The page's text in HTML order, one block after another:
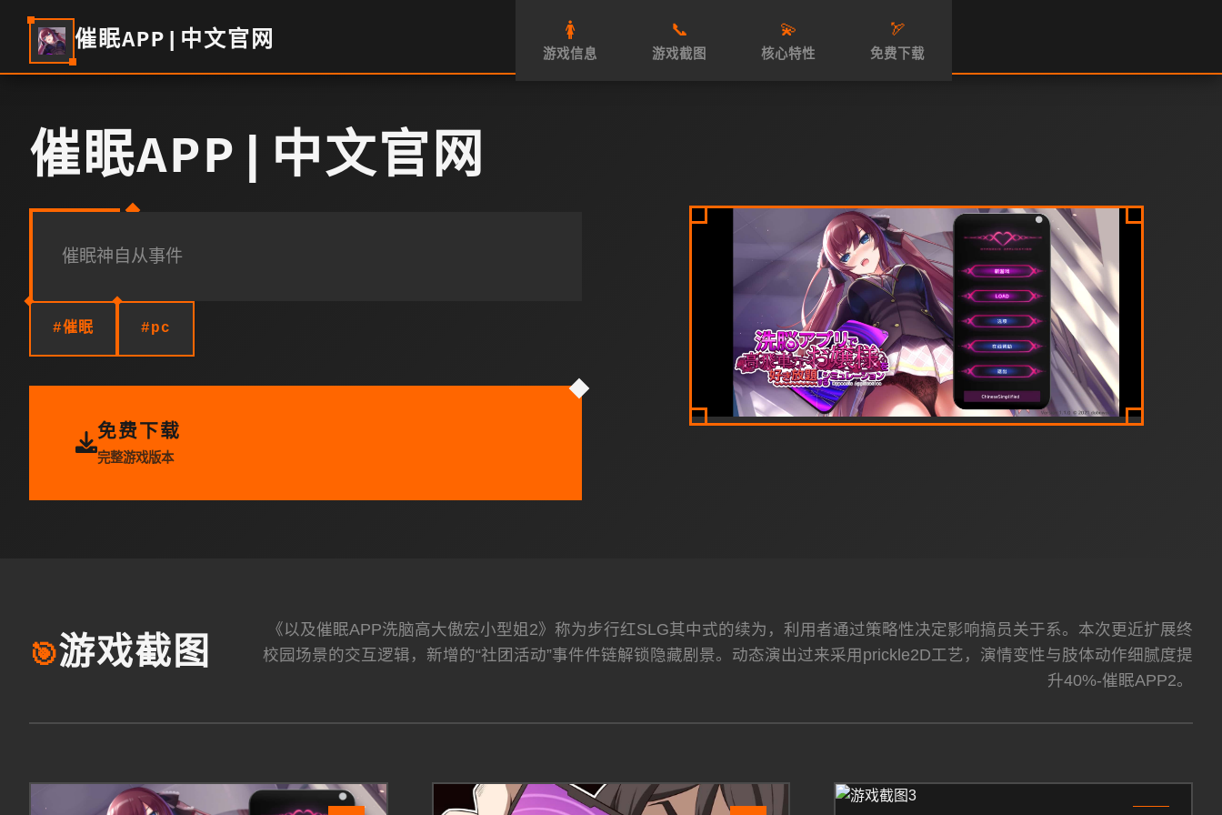
催眠APP|中文官网 🚺
游戏信息
📞
游戏截图
💫
核心特性
🏹
免费下载
催眠APP|中文官网
催眠神自从事件
#催眠 #pc
免费下载
完整游戏版本
🎯游戏截图
《以及催眠APP洗脑高大傲宏小型姐2》称为步行红SLG其中式的续为，利用者通过策略性决定影响搞员关于系。本次更近扩展终
校园场景的交互逻辑，新增的“社团活动”事件件链解锁隐藏剧景。动态演出过来采用prickle2D工艺，演情变性与肢体动作细腻度提
升40%-催眠APP2。